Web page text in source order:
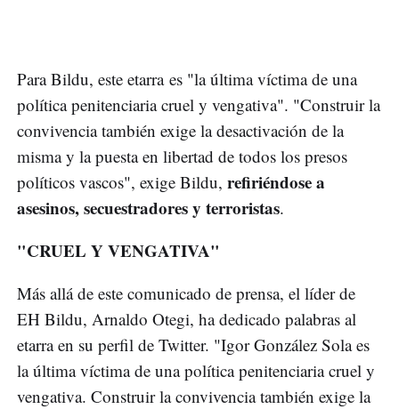
Para Bildu, este etarra es "la última víctima de una
política penitenciaria cruel y vengativa". "Construir la
convivencia también exige la desactivación de la
misma y la puesta en libertad de todos los presos
políticos vascos", exige Bildu, refiriéndose a
asesinos, secuestradores y terroristas.
"CRUEL Y VENGATIVA"
Más allá de este comunicado de prensa, el líder de
EH Bildu, Arnaldo Otegi, ha dedicado palabras al
etarra en su perfil de Twitter. "Igor González Sola es
la última víctima de una política penitenciaria cruel y
vengativa. Construir la convivencia también exige la